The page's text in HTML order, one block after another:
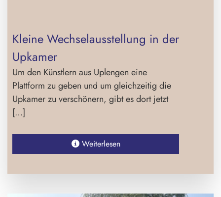
Kleine Wechselausstellung in der
Upkamer
Um den Künstlern aus Uplengen eine
Plattform zu geben und um gleichzeitig die
Upkamer zu verschönern, gibt es dort jetzt
[…]
Weiterlesen